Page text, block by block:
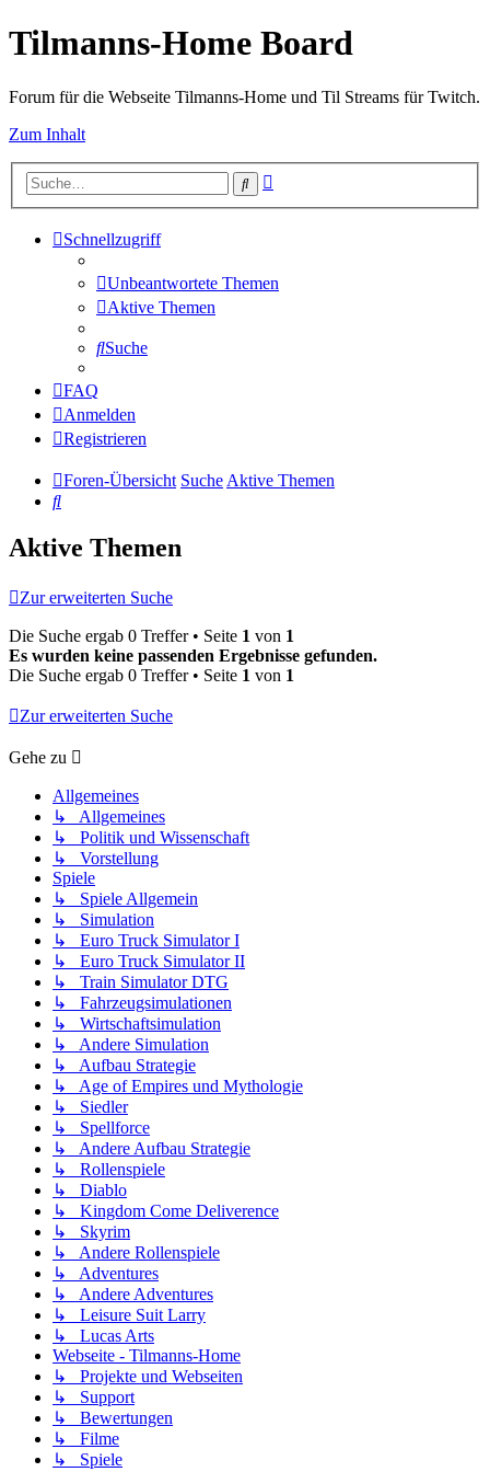
Tilmanns-Home Board
Forum für die Webseite Tilmanns-Home und Til Streams für Twitch.
Zum Inhalt
Suche
Schnellzugriff
Unbeantwortete Themen
Aktive Themen
Suche
FAQ
Anmelden
Registrieren
Foren-Übersicht SucheAktive Themen
Suche
Aktive Themen
Zur erweiterten Suche
Die Suche ergab 0 Treffer • Seite 1 von 1
Es wurden keine passenden Ergebnisse gefunden.
Die Suche ergab 0 Treffer • Seite 1 von 1
Zur erweiterten Suche
Gehe zu
Allgemeines
↳ Allgemeines
↳ Politik und Wissenschaft
↳ Vorstellung
Spiele
↳ Spiele Allgemein
↳ Simulation
↳ Euro Truck Simulator I
↳ Euro Truck Simulator II
↳ Train Simulator DTG
↳ Fahrzeugsimulationen
↳ Wirtschaftsimulation
↳ Andere Simulation
↳ Aufbau Strategie
↳ Age of Empires und Mythologie
↳ Siedler
↳ Spellforce
↳ Andere Aufbau Strategie
↳ Rollenspiele
↳ Diablo
↳ Kingdom Come Deliverence
↳ Skyrim
↳ Andere Rollenspiele
↳ Adventures
↳ Andere Adventures
↳ Leisure Suit Larry
↳ Lucas Arts
Webseite - Tilmanns-Home
↳ Projekte und Webseiten
↳ Support
↳ Bewertungen
↳ Filme
↳ Spiele